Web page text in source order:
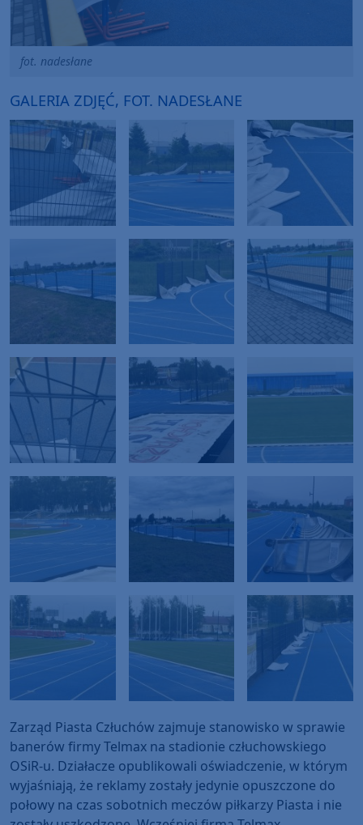
fot. nadesłane
GALERIA ZDJĘĆ, FOT. NADESŁANE
Zarząd Piasta Człuchów zajmuje stanowisko w sprawie
banerów firmy Telmax na stadionie człuchowskiego
OSiR-u. Działacze opublikowali oświadczenie, w którym
wyjaśniają, że reklamy zostały jedynie opuszczone do
połowy na czas sobotnich meczów piłkarzy Piasta i nie